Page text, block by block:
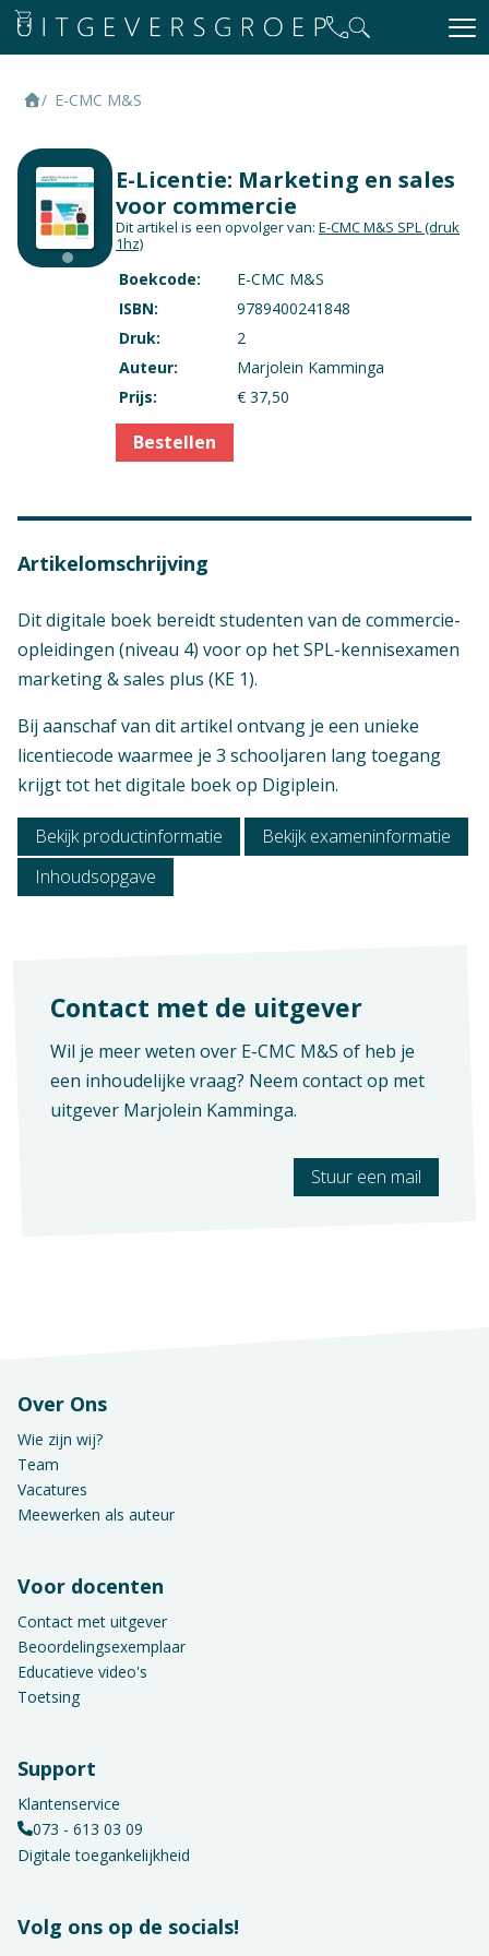
Mbo: Commercie
Vak
Praktijkvak
E-licentie
Aantal pagina's
198
E-CMC M&S
E-Licentie: Marketing en sales
voor commercie
Dit artikel is een opvolger van: E-CMC M&S SPL(druk
1hz)
Boekcode:
E-CMC M&S
ISBN:
9789400241848
Druk:
2
Auteur:
Marjolein Kamminga
Prijs:
€ 37,50
Bestellen
Artikelomschrijving
Dit digitale boek bereidt studenten van de commercie-
opleidingen (niveau 4) voor op het SPL-kennisexamen
marketing & sales plus (KE 1).
Bij aanschaf van dit artikel ontvang je een unieke
licentiecode waarmee je 3 schooljaren lang toegang
krijgt tot het digitale boek op Digiplein.
Bekijk productinformatie
Bekijk exameninformatie
Inhoudsopgave
Contact met de uitgever
Wil je meer weten over E-CMC M&S of heb je
een inhoudelijke vraag? Neem contact op met
uitgever Marjolein Kamminga.
Stuur een mail
Over Ons
Wie zijn wij?
Team
Vacatures
Meewerken als auteur
Voor docenten
Contact met uitgever
Beoordelingsexemplaar
Educatieve video's
Toetsing
Support
Klantenservice
073 - 613 03 09
Digitale toegankelijkheid
Volg ons op de socials!